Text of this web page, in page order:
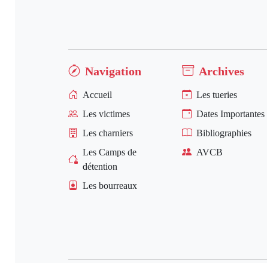
Navigation
Accueil
Les victimes
Les charniers
Les Camps de
détention
Les bourreaux
Archives
Les tueries
Dates Importantes
Bibliographies
AVCB